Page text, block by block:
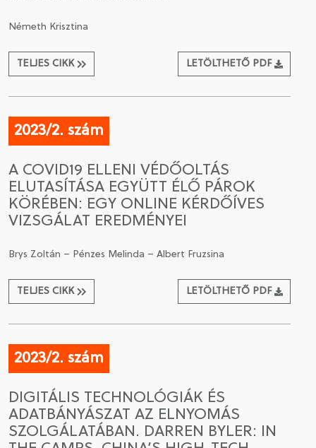
Németh Krisztina
TELJES CIKK LETÖLTHETŐ PDF
2023/2. szám
A COVID19 ELLENI VÉDŐOLTÁS
ELUTASÍTÁSA EGYÜTT ÉLŐ PÁROK
KÖRÉBEN: EGY ONLINE KÉRDŐÍVES
VIZSGÁLAT EREDMÉNYEI
Brys Zoltán – Pénzes Melinda – Albert Fruzsina
TELJES CIKK LETÖLTHETŐ PDF
2023/2. szám
DIGITÁLIS TECHNOLÓGIÁK ÉS
ADATBÁNYÁSZAT AZ ELNYOMÁS
SZOLGÁLATÁBAN. DARREN BYLER: IN